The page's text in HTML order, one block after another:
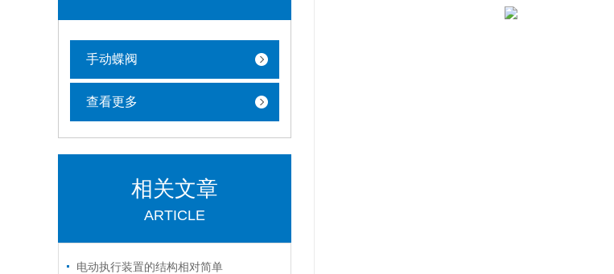
手动蝶阀
查看更多
相关文章
ARTICLE
电动执行装置的结构相对简单